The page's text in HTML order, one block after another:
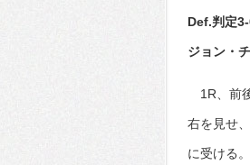
Def.判定
ジョン・
1R、前
右を見せ
に受ける